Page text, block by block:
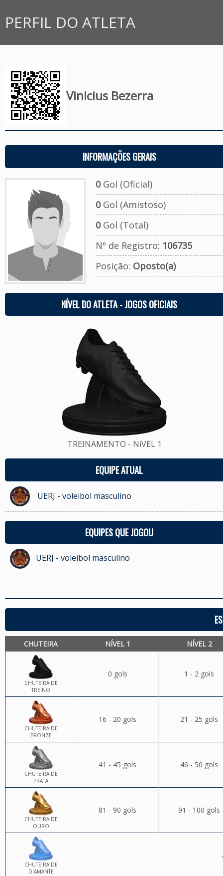
PERFIL DO ATLETA
Vinicius Bezerra
INFORMAÇÕES GERAIS
0Gol (Oficial)
0Gol (Amistoso)
0Gol (Total)
Nº de Registro: 106735
Posição: Oposto(a)
NÍVEL DO ATLETA - JOGOS OFICIAIS
TREINAMENTO - NíVEL 1
EQUIPE ATUAL
UERJ - voleibol masculino
EQUIPES QUE JOGOU
UERJ - voleibol masculino
CHUTEIRA NÍVEL 1 NÍVEL 2
CHUTEIRA DE
TREINO
0 gols 1 - 2 gols
CHUTEIRA DE
BRONZE
16 - 20 gols 21 - 25 gols
CHUTEIRA DE
PRATA
41 - 45 gols 46 - 50 gols
CHUTEIRA DE
OURO
81 - 90 gols 91 - 100 gols
CHUTEIRA DE
DIAMANTE